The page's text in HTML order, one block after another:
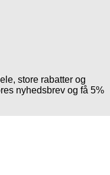
store rabatter og
nyhedsbrev og få 5%